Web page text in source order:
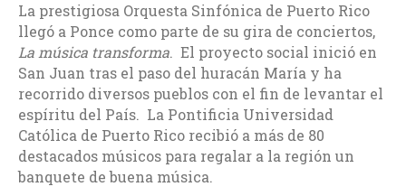
La prestigiosa Orquesta Sinfónica de Puerto Rico
llegó a Ponce como parte de su gira de conciertos,
La música transforma. El proyecto social inició en
San Juan tras el paso del huracán María y ha
recorrido diversos pueblos con el fin de levantar el
espíritu del País. La Pontificia Universidad
Católica de Puerto Rico recibió a más de 80
destacados músicos para regalar a la región un
banquete de buena música.